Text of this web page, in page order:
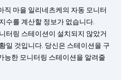
직 마을 일리네츠케의 자동 모니터
수를 계산할 정보가 없습니다.
터링 스테이션이 설치되지 않았거
일 것입니다. 당신은 스테이션을 구
능한 모니터링 스테이션을 알려줄